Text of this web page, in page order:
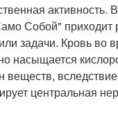
активность.
Собой" приходит
задачи. Кровь во
насыщается
вследствие
центральная